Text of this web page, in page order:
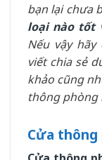
bạn lại chưa
loại nào tốt
Nếu vậy
viết chia sẻ
khảo cũng
thông phòng
Cửa